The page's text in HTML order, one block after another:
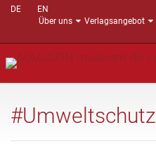
DE
EN
Über uns
Verlagsangebot
#Umweltschutz